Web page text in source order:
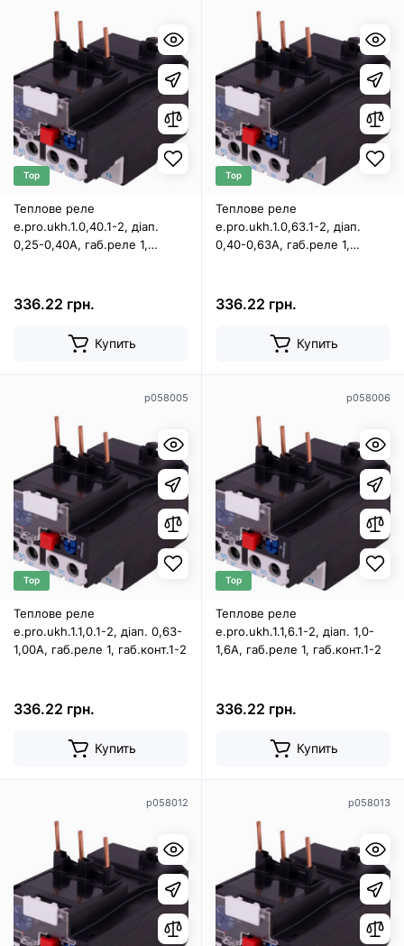
Top
Теплове реле
e.pro.ukh.1.0,40.1-2, діап.
0,25-0,40А, габ.реле 1,
336.22 грн.
Купить
Top
Теплове реле
e.pro.ukh.1.0,63.1-2, діап.
0,40-0,63А, габ.реле 1,
336.22 грн.
Купить
p058005
Top
Теплове реле
e.pro.ukh.1.1,0.1-2, діап. 0,63-
1,00А, габ.реле 1, габ.конт.1-2
336.22 грн.
Купить
p058006
Top
Теплове реле
e.pro.ukh.1.1,6.1-2, діап. 1,0-
1,6А, габ.реле 1, габ.конт.1-2
336.22 грн.
Купить
p058012 p058013